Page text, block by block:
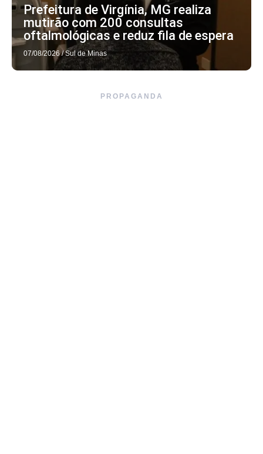
Prefeitura de Virgínia, MG realiza
mutirão com 200 consultas
oftalmológicas e reduz fila de espera
07/08/2026 / Sul de Minas
PROPAGANDA